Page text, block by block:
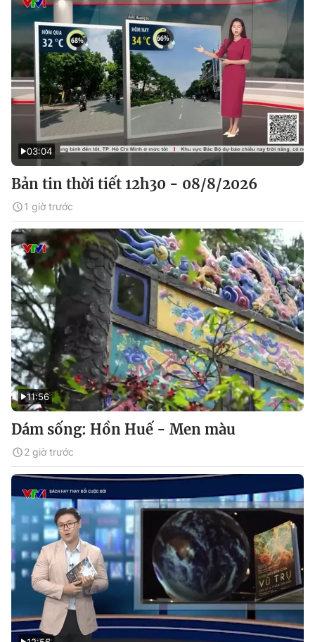
03:04
Bản tin thời tiết 12h30 - 08/8/2026
1 giờ trước
11:56
Dám sống: Hồn Huế - Men màu
2 giờ trước